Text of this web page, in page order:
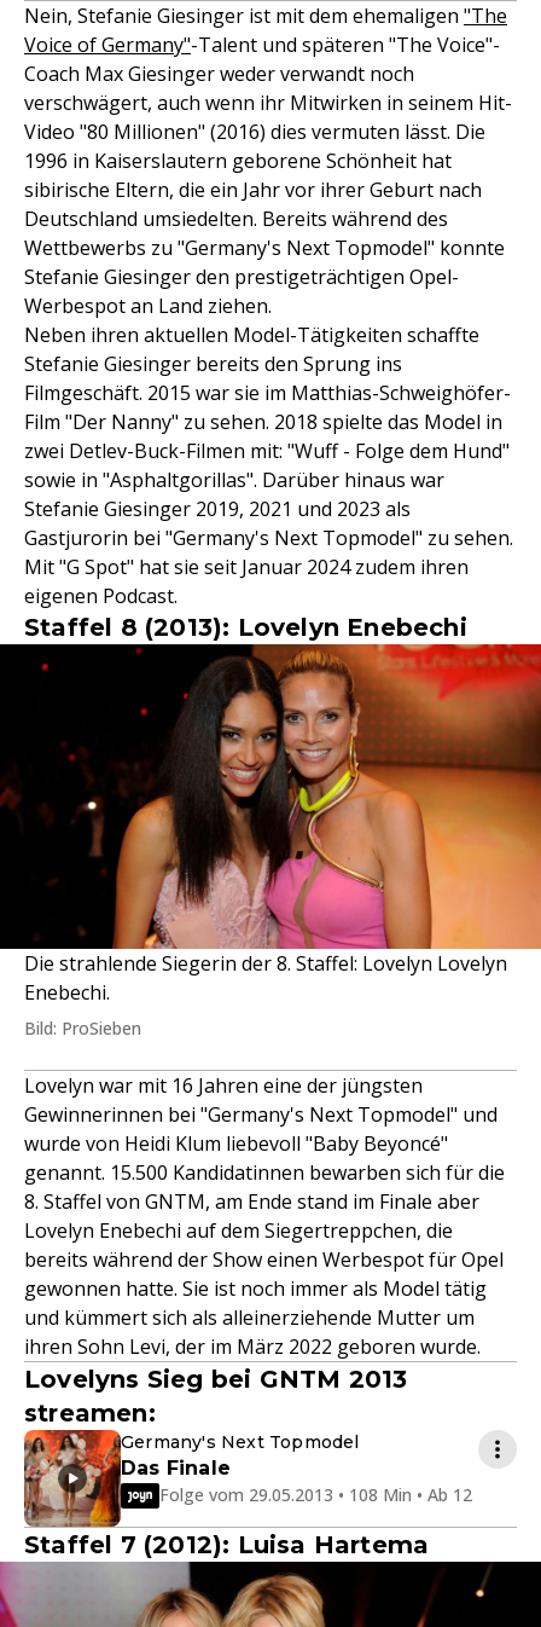
Nein, Stefanie Giesinger ist mit dem ehemaligen "The
Voice of Germany"-Talent und späteren "The Voice"-
Coach Max Giesinger weder verwandt noch
verschwägert, auch wenn ihr Mitwirken in seinem Hit-
Video "80 Millionen" (2016) dies vermuten lässt. Die
1996 in Kaiserslautern geborene Schönheit hat
sibirische Eltern, die ein Jahr vor ihrer Geburt nach
Deutschland umsiedelten. Bereits während des
Wettbewerbs zu "Germany's Next Topmodel" konnte
Stefanie Giesinger den prestigeträchtigen Opel-
Werbespot an Land ziehen.
Neben ihren aktuellen Model-Tätigkeiten schaffte
Stefanie Giesinger bereits den Sprung ins
Filmgeschäft. 2015 war sie im Matthias-Schweighöfer-
Film "Der Nanny" zu sehen. 2018 spielte das Model in
zwei Detlev-Buck-Filmen mit: "Wuff - Folge dem Hund"
sowie in "Asphaltgorillas". Darüber hinaus war
Stefanie Giesinger 2019, 2021 und 2023 als
Gastjurorin bei "Germany's Next Topmodel" zu sehen.
Mit "G Spot" hat sie seit Januar 2024 zudem ihren
eigenen Podcast.
Staffel 8 (2013): Lovelyn Enebechi
Die strahlende Siegerin der 8. Staffel: Lovelyn Lovelyn
Enebechi.
Bild: ProSieben
Lovelyn war mit 16 Jahren eine der jüngsten
Gewinnerinnen bei "Germany's Next Topmodel" und
wurde von Heidi Klum liebevoll "Baby Beyoncé"
genannt. 15.500 Kandidatinnen bewarben sich für die
8. Staffel von GNTM, am Ende stand im Finale aber
Lovelyn Enebechi auf dem Siegertreppchen, die
bereits während der Show einen Werbespot für Opel
gewonnen hatte. Sie ist noch immer als Model tätig
und kümmert sich als alleinerziehende Mutter um
ihren Sohn Levi, der im März 2022 geboren wurde.
Lovelyns Sieg bei GNTM 2013
streamen:
Germany's Next Topmodel
Das Finale
Folge vom 29.05.2013 • 108 Min • Ab 12
Staffel 7 (2012): Luisa Hartema